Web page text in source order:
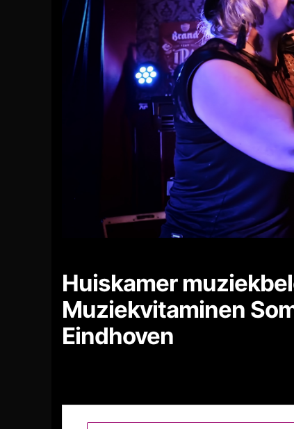
Huiskamer
Muziekvitaminen
Eindhoven